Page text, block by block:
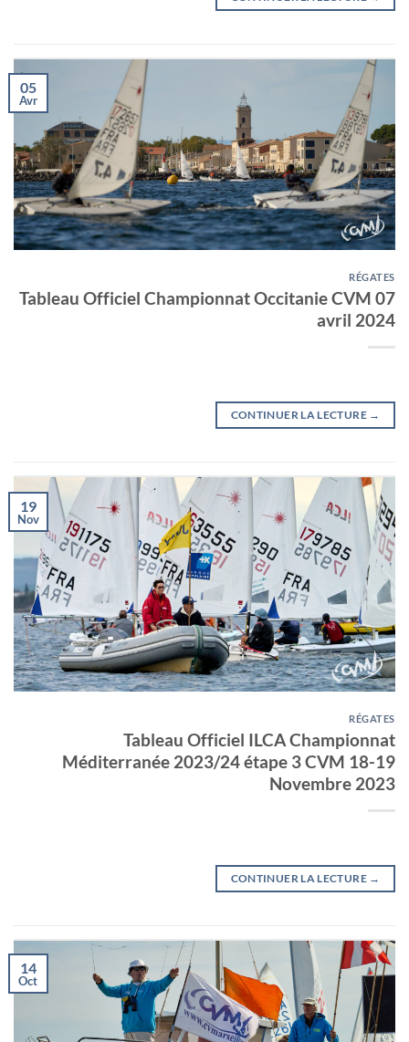
05
Avr
RÉGATES
Tableau Officiel Championnat Occitanie CVM 07
avril 2024
CONTINUER LA LECTURE →
19
Nov
RÉGATES
Tableau Officiel ILCA Championnat
Méditerranée 2023/24 étape 3 CVM 18-19
Novembre 2023
CONTINUER LA LECTURE →
14
Oct